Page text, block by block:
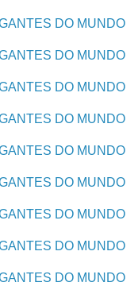
DO MUNDO
DO MUNDO
DO MUNDO
DO MUNDO
DO MUNDO
DO MUNDO
DO MUNDO
DO MUNDO
DO MUNDO